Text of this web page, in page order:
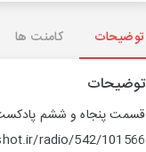
توضیحات کامنت ها
توضیحات
قسمت پنجاه و ششم پادکست
radio/542/101566